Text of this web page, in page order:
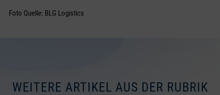
Foto Quelle: BLG Logistics
WEITERE ARTIKEL AUS DER RUBRIK